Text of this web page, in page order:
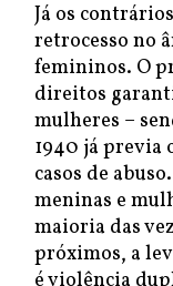
Já os
retrocesso no
femininos. O
direitos
mulheres –
1940 já previa
casos de
meninas e
maioria das
próximos, a